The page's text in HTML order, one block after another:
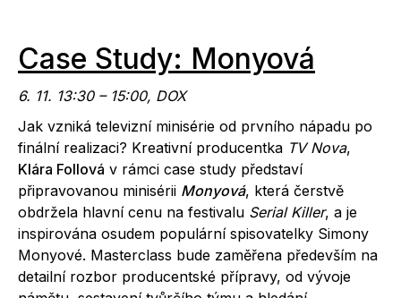
Case Study: Monyová
6. 11. 13:30 – 15:00, DOX
Jak vzniká televizní minisérie od prvního nápadu po
finální realizaci? Kreativní producentka TV Nova,
Klára Follová v rámci case study představí
připravovanou minisérii Monyová, která čerstvě
obdržela hlavní cenu na festivalu Serial Killer, a je
inspirována osudem populární spisovatelky Simony
Monyové. Masterclass bude zaměřena především na
detailní rozbor producentské přípravy, od vývoje